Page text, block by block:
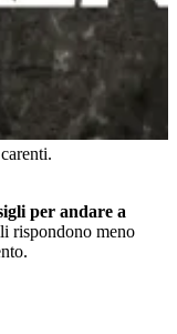
per andare a
rispondono meno